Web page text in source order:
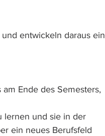
entwickeln daraus ein
Ende des Semesters,
lernen und sie in der
ein neues Berufsfeld